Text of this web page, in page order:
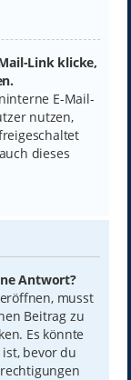
Link klicke,
E-Mail-
nutzen,
dieses
Antwort?
musst
Beitrag zu
Es könnte
bevor du